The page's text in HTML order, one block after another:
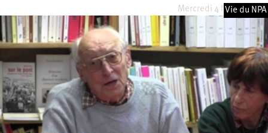
Mercredi 4 février 2026
Vie du NPA